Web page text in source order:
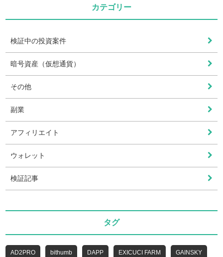
カテゴリー
検証中の投資案件
暗号資産（仮想通貨）
その他
副業
アフィリエイト
ウォレット
検証記事
タグ
AD2PRO bithumb DAPP EXICUCI FARM GAINSKY